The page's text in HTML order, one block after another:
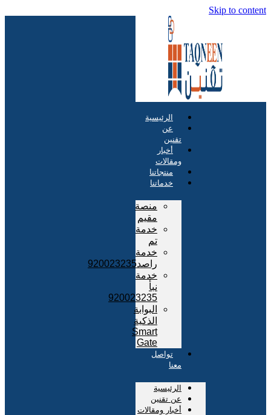
Skip to content
الرئيسية
عن
تقنين
أخبار
ومقالات
منتجاتنا
خدماتنا
منصة
مقيم
خدمة
تم
خدمة
راصد920023235
خدمة
نبأ
920023235
البوابة
الذكية
Smart
Gate
تواصل
معنا
الرئيسية
عن تقنين
أخبار ومقالات